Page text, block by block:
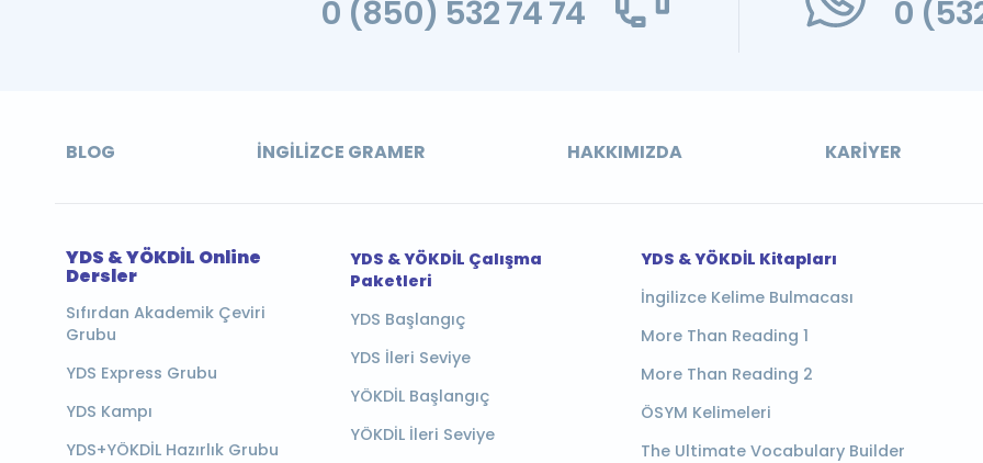
0 (850) 532 74 74 0
BLOG İNGILIZCE GRAMER HAKKIMIZDA KARIYER
YDS & YÖKDİL Online
Dersler
Sıfırdan Akademik Çeviri
Grubu
YDS Express Grubu
YDS Kampı
YDS+YÖKDİL Hazırlık Grubu
YDS & YÖKDİL Çalışma
Paketleri
YDS Başlangıç
YDS İleri Seviye
YÖKDİL Başlangıç
YÖKDİL İleri Seviye
YDS & YÖKDİL Kitapları
İngilizce Kelime Bulmacası
More Than Reading 1
More Than Reading 2
ÖSYM Kelimeleri
The Ultimate Vocabulary Builder